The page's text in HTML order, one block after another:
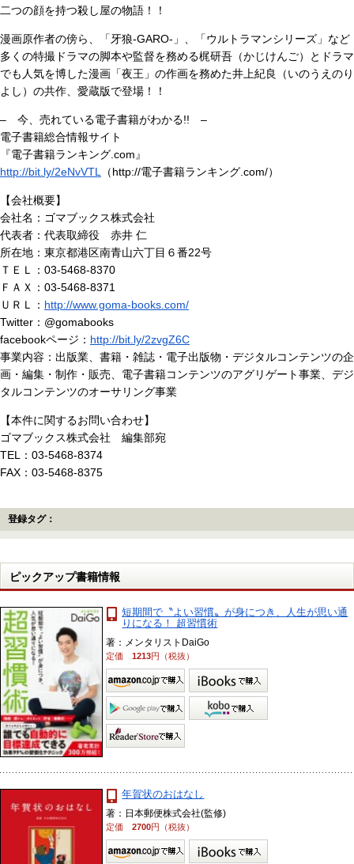
二つの顔を持つ殺し屋の物語！！
漫画原作者の傍ら、「牙狼-GARO-」、「ウルトラマンシリーズ」など
多くの特撮ドラマの脚本や監督を務める梶研吾（かじけんご）とドラマ
でも人気を博した漫画「夜王」の作画を務めた井上紀良（いのうえのり
よし）の共作、愛蔵版で登場！！
– 今、売れている電子書籍がわかる!! –
電子書籍総合情報サイト
『電子書籍ランキング.com』
http://bit.ly/2eNvVTL
（http://電子書籍ランキング.com/）
【会社概要】
会社名：ゴマブックス株式会社
代表者：代表取締役 赤井 仁
所在地：東京都港区南青山六丁目６番22号
ＴＥＬ：03-5468-8370
ＦＡＸ：03-5468-8371
ＵＲＬ： http://www.goma-books.com/
Twitter：@gomabooks
facebookページ： http://bit.ly/2zvgZ6C
事業内容：出版業、書籍・雑誌・電子出版物・デジタルコンテンツの企
画・編集・制作・販売、電子書籍コンテンツのアグリゲート事業、デジ
タルコンテンツのオーサリング事業
【本件に関するお問い合わせ】
ゴマブックス株式会社 編集部宛
TEL：03-5468-8374
FAX：03-5468-8375
登録タグ：
ピックアップ書籍情報
短期間で〝よい習慣〟が身につき、人生が思い通
りになる！ 超習慣術
著：メンタリストDaiGo
定価1213円（税抜）
年賀状のおはなし
著：日本郵便株式会社(監修)
定価2700円（税抜）